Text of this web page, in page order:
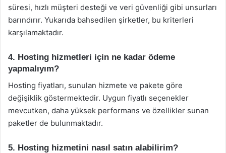
süresi, hızlı müşteri desteği ve veri güvenliği gibi unsurları
barındırır. Yukarıda bahsedilen şirketler, bu kriterleri
karşılamaktadır.
4. Hosting hizmetleri için ne kadar ödeme
yapmalıyım?
Hosting fiyatları, sunulan hizmete ve pakete göre
değişiklik göstermektedir. Uygun fiyatlı seçenekler
mevcutken, daha yüksek performans ve özellikler sunan
paketler de bulunmaktadır.
5. Hosting hizmetini nasıl satın alabilirim?